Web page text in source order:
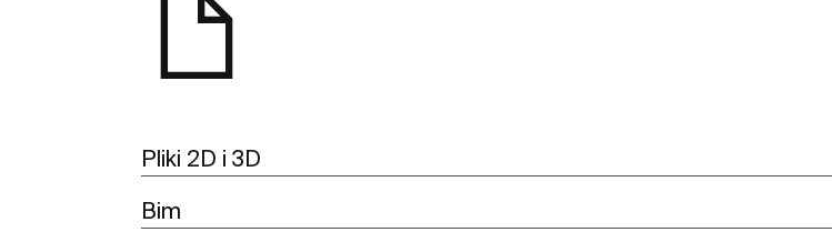
Pliki 2D i 3D
Bim